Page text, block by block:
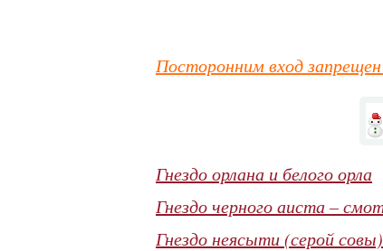
Посторонним вход
Гнездо орлана и белого орла
Гнездо черного аиста –
Гнездо неясыти (серой